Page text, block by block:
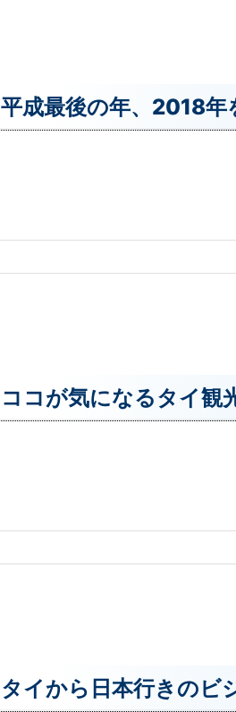
平成最後の年、2018年
ココが気になるタイ観
タイから日本行きのビ